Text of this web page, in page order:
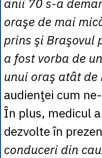
oraşe de mai
prins şi Braşovul
a fost vorba de
unui oraş atât de
audienţei cum
În plus, medicul
dezvolte în
conduceri din